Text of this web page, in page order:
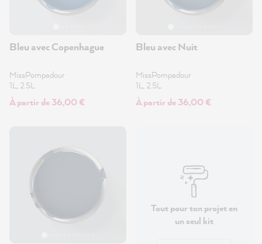
Bleu avec Copenhague
MissPompadour
1L, 2.5L
À partir de 36,00 €
Bleu avec Nuit
MissPompadour
1L, 2.5L
À partir de 36,00 €
Tout pour ton projet en
un seul kit